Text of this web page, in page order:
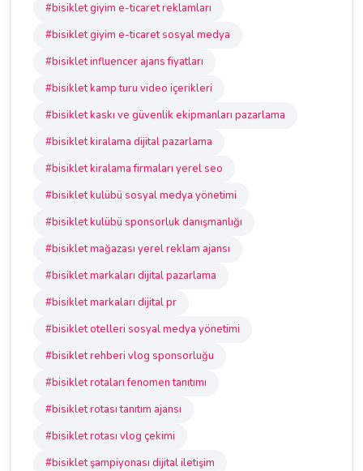
#bisiklet giyim e-ticaret reklamları
#bisiklet giyim e-ticaret sosyal medya
#bisiklet influencer ajans fiyatları
#bisiklet kamp turu video içerikleri
#bisiklet kaskı ve güvenlik ekipmanları pazarlama
#bisiklet kiralama dijital pazarlama
#bisiklet kiralama firmaları yerel seo
#bisiklet kulübü sosyal medya yönetimi
#bisiklet kulübü sponsorluk danışmanlığı
#bisiklet mağazası yerel reklam ajansı
#bisiklet markaları dijital pazarlama
#bisiklet markaları dijital pr
#bisiklet otelleri sosyal medya yönetimi
#bisiklet rehberi vlog sponsorluğu
#bisiklet rotaları fenomen tanıtımı
#bisiklet rotası tanıtım ajansı
#bisiklet rotası vlog çekimi
#bisiklet şampiyonası dijital iletişim